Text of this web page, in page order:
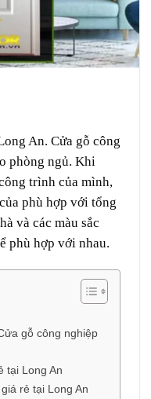
An. Cửa gỗ công
phòng ngủ. Khi
trình của mình,
phù hợp với tổng
và các màu sắc
phù hợp với nhau.
gỗ công nghiệp
tại Long An
rẻ tại Long An